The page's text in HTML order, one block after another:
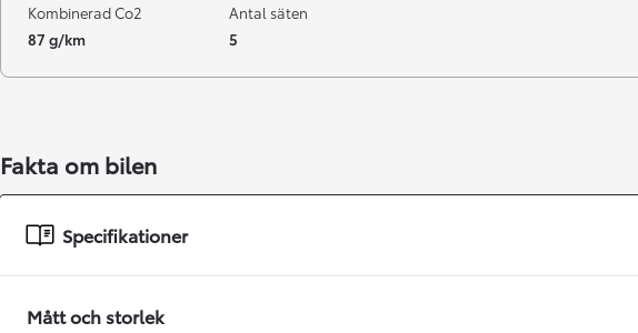
Från 238 900 kr
Easy Billån
GR Yaris
Kombinerad Co2
87 g/km
Antal säten
5
Fakta om bilen
Specifikationer
Mått och storlek